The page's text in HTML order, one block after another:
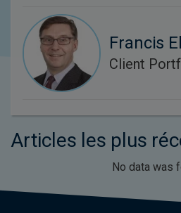
Francis
Client
Articles les plus
No data was